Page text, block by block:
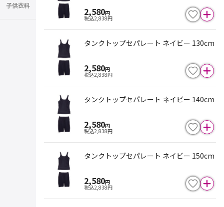
子供衣料
2,580円
税込2,838円
タンクトップセパレート ネイビー 130cm
2,580円
税込2,838円
タンクトップセパレート ネイビー 140cm
2,580円
税込2,838円
タンクトップセパレート ネイビー 150cm
2,580円
税込2,838円